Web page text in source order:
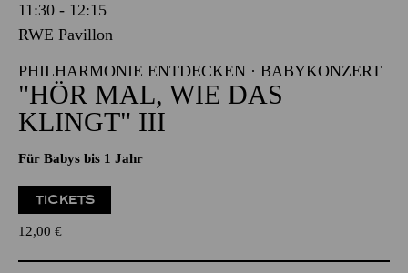
11:30 - 12:15
RWE Pavillon
PHILHARMONIE ENTDECKEN · BABYKONZERT
"HÖR MAL, WIE DAS
KLINGT" III
Für Babys bis 1 Jahr
TICKETS
12,00 €